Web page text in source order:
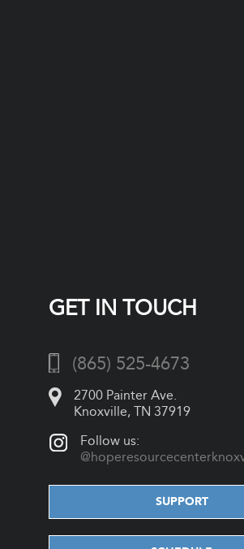
GET IN TOUCH
(865) 525-4673
2700 Painter Ave.
Knoxville, TN 37919
Follow us:
SUPPORT